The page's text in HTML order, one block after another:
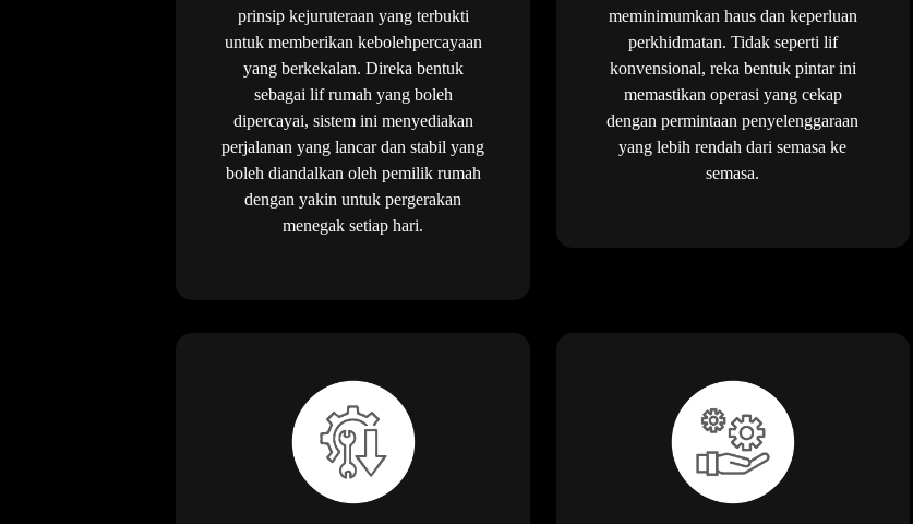
prinsip kejuruteraan yang terbukti
untuk memberikan kebolehpercayaan
yang berkekalan. Direka bentuk
sebagai lif rumah yang boleh
dipercayai, sistem ini menyediakan
perjalanan yang lancar dan stabil yang
boleh diandalkan oleh pemilik rumah
dengan yakin untuk pergerakan
menegak setiap hari.
meminimumkan haus dan keperluan
perkhidmatan. Tidak seperti lif
konvensional, reka bentuk pintar ini
memastikan operasi yang cekap
dengan permintaan penyelenggaraan
yang lebih rendah dari semasa ke
semasa.